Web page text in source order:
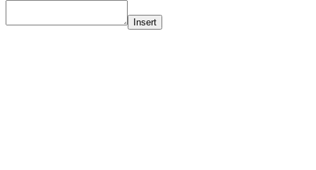
Insert